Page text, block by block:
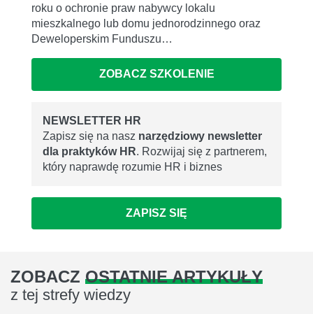
roku o ochronie praw nabywcy lokalu
mieszkalnego lub domu jednorodzinnego oraz
Deweloperskim Funduszu…
ZOBACZ SZKOLENIE
NEWSLETTER HR
Zapisz się na nasz narzędziowy newsletter
dla praktyków HR. Rozwijaj się z partnerem,
który naprawdę rozumie HR i biznes
ZAPISZ SIĘ
ZOBACZ OSTATNIE ARTYKUŁY
z tej strefy wiedzy